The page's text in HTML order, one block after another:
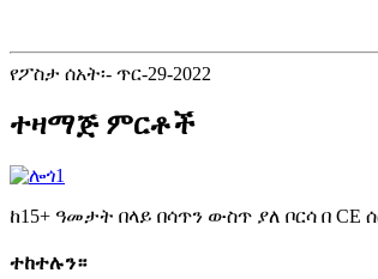
የፖስታ ሰአት፡- ጥር-29-2022
ተዛማጅ ምርቶች
ከ15+ ዓመታት በላይ በሳጥን ውስጥ ያለ ቦርሳ በ
ተከተሉን።